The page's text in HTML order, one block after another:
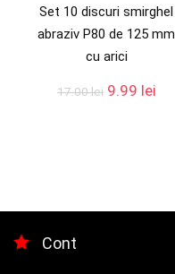
Set 10 discuri smirghel
abraziv P80 de 125 mm
cu arici
17.00lei 9.99 lei
Cont